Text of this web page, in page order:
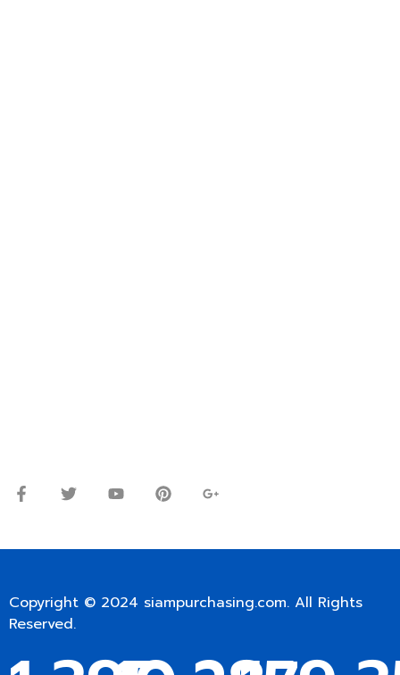
Copyright © 2024 siampurchasing.com. All Rights
Reserved.